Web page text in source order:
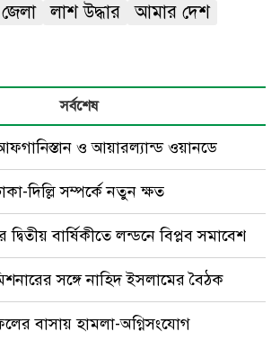
জেলা লাশ উদ্ধার
আমার দেশ
সর্বশেষ
ও আয়ারল্যান্ড ওয়ানডে
দিল্লি সম্পর্কে নতুন ক্ষত
দ্বিতীয় বার্ষিকীতে লন্ডনে বিপ্লব সমাবেশ
সঙ্গে নাহিদ ইসলামের বৈঠক
বাসায় হামলা-অগ্নিসংযোগ